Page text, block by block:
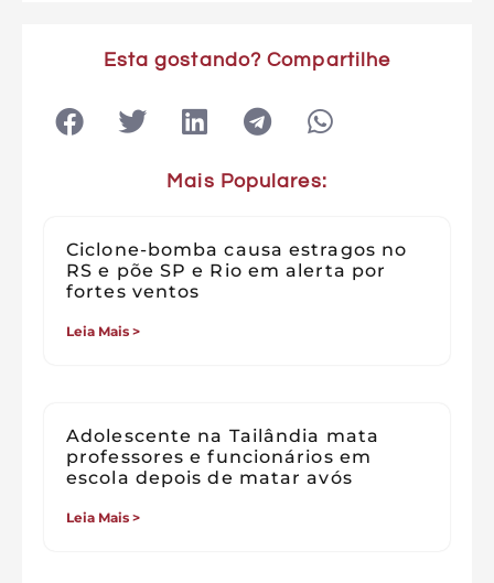
Esta gostando? Compartilhe
Mais Populares:
Ciclone-bomba causa estragos no
RS e põe SP e Rio em alerta por
fortes ventos
Leia Mais >
Adolescente na Tailândia mata
professores e funcionários em
escola depois de matar avós
Leia Mais >